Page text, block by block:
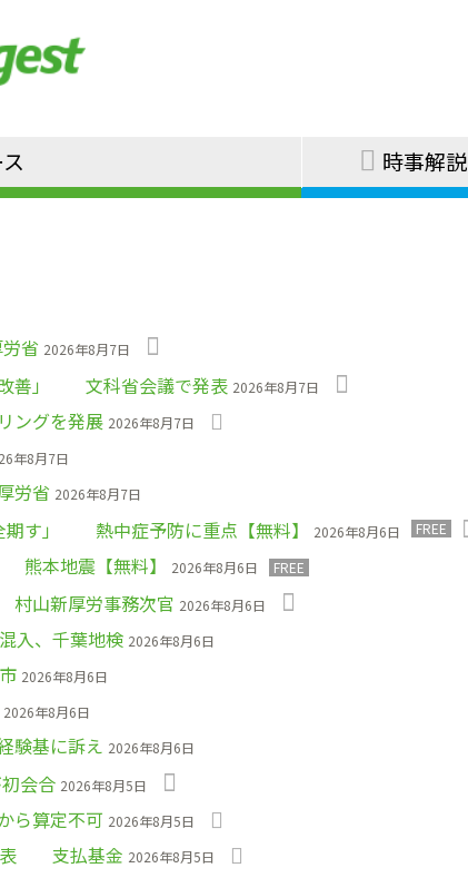
時事解説
省 2026年8月7日
改善」 文科省会議で発表 2026年8月7日
ングを発展 2026年8月7日
年8月7日
労省 2026年8月7日
期す」 熱中症予防に重点【無料】 2026年8月6日 FREE
本地震【無料】 2026年8月6日 FREE
山新厚労事務次官 2026年8月6日
入、千葉地検 2026年8月6日
2026年8月6日
2026年8月6日
験基に訴え 2026年8月6日
会合 2026年8月5日
ら算定不可 2026年8月5日
表 支払基金 2026年8月5日